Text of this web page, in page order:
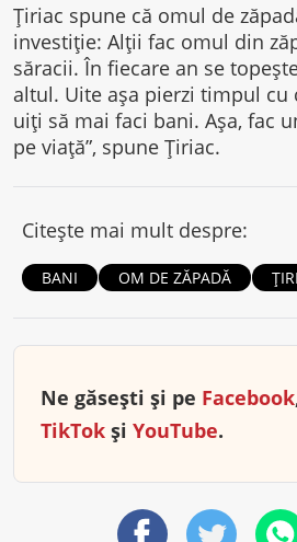
Țiriac spune că omul de
investiție: Alții fac omul din
săracii. În fiecare an se
altul. Uite așa pierzi timpul cu
uiți să mai faci bani. Așa, fac
pe viață”, spune Țiriac.
Citește mai mult despre:
BANI OM DE ZĂPADĂ
Ne găsești și pe Facebook
TikTok și YouTube.